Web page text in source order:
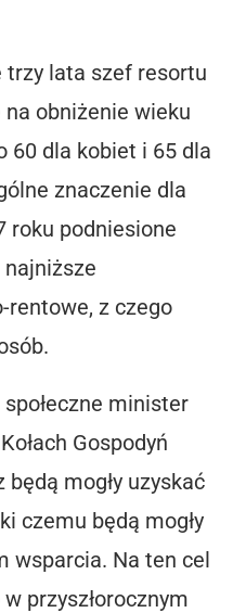
lata szef resortu
obniżenie wieku
60 dla kobiet i 65 dla
znaczenie dla
roku podniesione
najniższe
rentowe, z czego
minister
Gospodyń
mogły uzyskać
czemu będą mogły
wsparcia. Na ten cel
przyszłorocznym